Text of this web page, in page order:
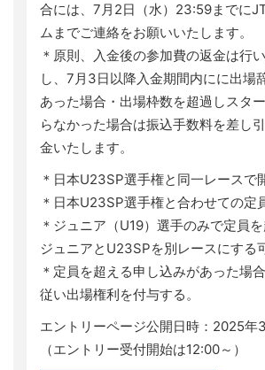
合には、7月2日（水）23:59までに
ムまでご連絡をお願いいたします。
＊原則、入金後の参加費の返金は行
し、7月3日以降入金期間内にに出場
あった場合・出場枠数を超過しスタ
らなかった場合は振込手数料を差し
金いたします。
＊日本U23SP選手権と同一レースで
＊日本U23SP選手権と合わせての定
＊ジュニア（U19）選手のみで定員
ジュニアとU23SPを別レースにする
＊定員を超える申し込みがあった場
従い出場権利を付与する。
エントリーページ公開日時：2025年
（エントリー受付開始は12:00～）